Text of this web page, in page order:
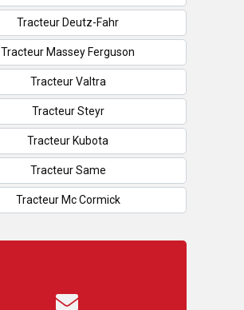
Tracteur Deutz-Fahr
Tracteur Massey Ferguson
Tracteur Valtra
Tracteur Steyr
Tracteur Kubota
Tracteur Same
Tracteur Mc Cormick